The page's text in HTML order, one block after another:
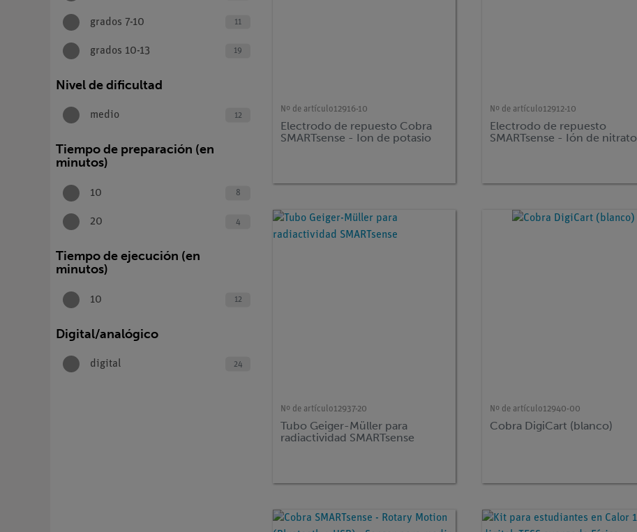
grados 7-10 11
grados 10-13 19
Nivel de dificultad
medio 12
Tiempo de preparación (en
minutos)
10 8
20 4
Tiempo de ejecución (en
minutos)
10 12
Digital/analógico
digital 24
Nº de artículo12916-10
Electrodo de repuesto Cobra
SMARTsense - Ion de potasio
Nº de artículo12912-10
Electrodo de repuesto
SMARTsense - Ión de nitrato
Nº de artículo12937-20
Tubo Geiger-Müller para
radiactividad SMARTsense
Nº de artículo12940-00
Cobra DigiCart (blanco)